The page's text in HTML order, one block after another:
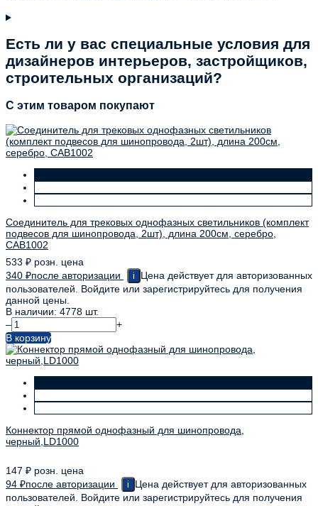
Есть ли у вас специальные условия для
дизайнеров интерьеров, застройщиков,
строительных организаций?
C этим товаром покупают
Соединитель для трековых однофазных светильников (комплект
подвесов для шинопровода, 2шт), длина 200см, серебро,
CAB1002
533 ₽ розн. цена
340 ₽после авторизации i
Цена действует для авторизованных
пользователей. Войдите или зарегистрируйтесь для получения
данной цены.
В наличии: 4778 шт.
–
+
В корзину
Коннектор прямой однофазный для шинопровода,
черный,LD1000
147 ₽ розн. цена
94 ₽после авторизации i
Цена действует для авторизованных
пользователей. Войдите или зарегистрируйтесь для получения